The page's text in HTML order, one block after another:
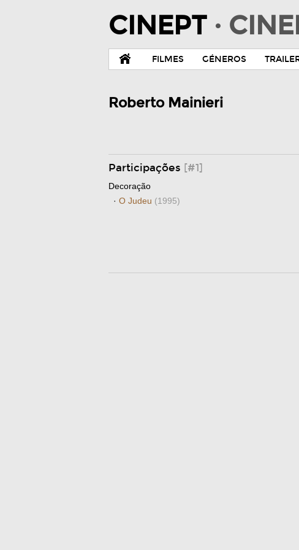
CINEPT ·
FILMES GÉNEROS
Roberto Mainieri
Participações [#1]
Decoração
· O Judeu (1995)